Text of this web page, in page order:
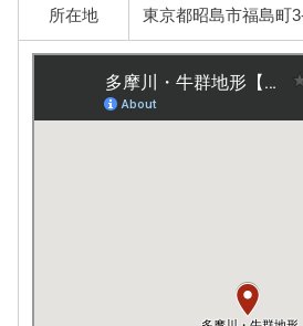
所在地 東京都昭島市福島町